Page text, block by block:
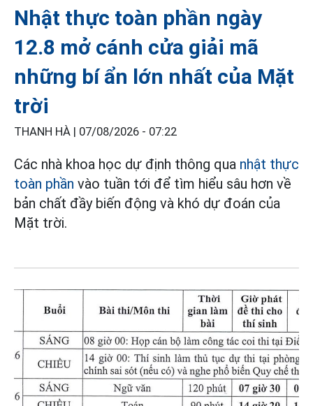
Nhật thực toàn phần ngày
12.8 mở cánh cửa giải mã
những bí ẩn lớn nhất của Mặt
trời
THANH HÀ | 07/08/2026 - 07:22
Các nhà khoa học dự định thông qua nhật thực
toàn phần vào tuần tới để tìm hiểu sâu hơn về
bản chất đầy biến động và khó dự đoán của
Mặt trời.